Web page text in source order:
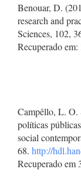
Benouar, D.
research and
Sciences, 102,
Recuperado
Campêllo, L. O.
políticas
social
68. http://
Recuperado em